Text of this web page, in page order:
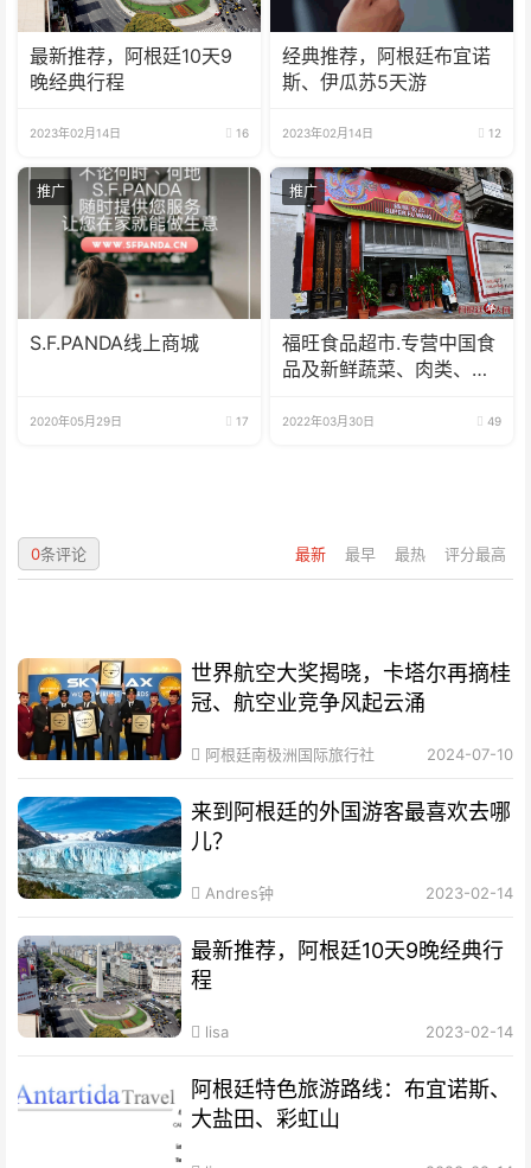
最新推荐，阿根廷10天9
晚经典行程
2023年02月14日 16
经典推荐，阿根廷布宜诺
斯、伊瓜苏5天游
2023年02月14日 12
推广
S.F.PANDA线上商城
2020年05月29日 17
推广
福旺食品超市.专营中国食
品及新鲜蔬菜、肉类、
2022年03月30日 49
最新 最早 最热 评分最高
0条评论
世界航空大奖揭晓，卡塔尔再摘桂
冠、航空业竞争风起云涌
阿根廷南极洲国际旅行社 2024-07-10
来到阿根廷的外国游客最喜欢去哪
儿？
Andres钟 2023-02-14
最新推荐，阿根廷10天9晚经典行
程
lisa 2023-02-14
阿根廷特色旅游路线：布宜诺斯、
大盐田、彩虹山